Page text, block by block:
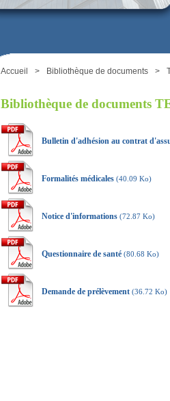
Accueil > Bibliothèque de documents >
Bibliothèque de documents
Bulletin d'adhésion au contrat
Formalités médicales (40.09 Ko)
Notice d'informations (72.87 Ko)
Questionnaire de santé (80.68 Ko)
Demande de prélèvement (36.72 Ko)